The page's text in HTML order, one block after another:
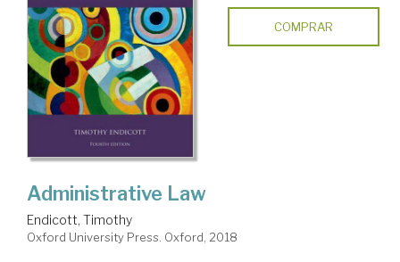
COMPRAR
Administrative Law
Endicott, Timothy
Oxford University Press. Oxford, 2018